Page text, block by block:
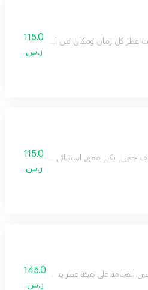
عطر كل زمان ومكان من أجمل العطور
115.0
ر.س
جميل بكل معنى استثنائي للغاية
115.0
ر.س
الفخامة على هيئة عطر يتميز بحضور ملفت
145.0
ر.س